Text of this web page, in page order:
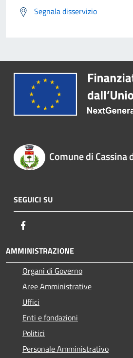
Segnala disservizio
Comune di Cassina
SEGUICI SU
AMMINISTRAZIONE
Organi di Governo
Aree Amministrative
Uffici
Enti e fondazioni
Politici
Personale Amministrativo